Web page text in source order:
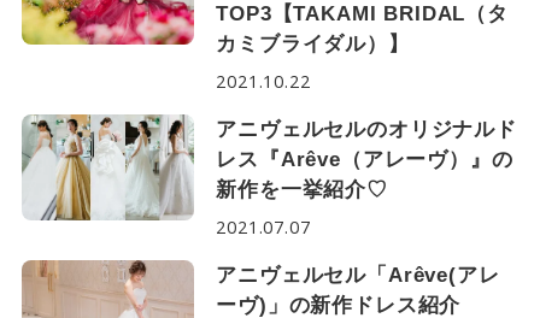
TOP3【TAKAMI BRIDAL（タ
カミブライダル）】
2021.10.22
アニヴェルセルのオリジナルド
レス『Arêve（アレーヴ）』の
新作を一挙紹介♡
2021.07.07
アニヴェルセル「Arêve(アレ
ーヴ)」の新作ドレス紹介